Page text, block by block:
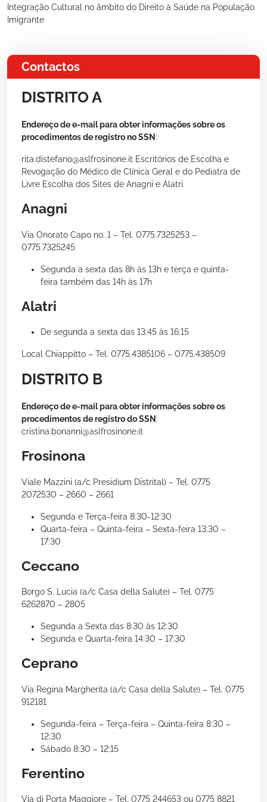
Integração Cultural no âmbito do Direito à Saúde na População
Imigrante
Contactos
DISTRITO A
Endereço de e-mail para obter informações sobre os
procedimentos de registro no SSN :
rita.distefano@aslfrosinone.it Escritórios de Escolha e
Revogação do Médico de Clínica Geral e do Pediatra de
Livre Escolha dos Sites de Anagni e Alatri.
Anagni
Via Onorato Capo no. 1 – Tel. 0775.7325253 –
0775.7325245
Segunda a sexta das 8h às 13h e terça e quinta-
feira também das 14h às 17h
Alatri
De segunda a sexta das 13:45 às 16:15
Local Chiappitto – Tel. 0775.4385106 – 0775.438509
DISTRITO B
Endereço de e-mail para obter informações sobre os
procedimentos de registro do SSN :
cristina.bonanni@aslfrosinone.it
Frosinona
Viale Mazzini (a/c Presidium Distrital) – Tel. 0775
2072530 – 2660 – 2661
Segunda e Terça-feira 8:30-12:30
Quarta-feira – Quinta-feira – Sexta-feira 13:30 –
17:30
Ceccano
Borgo S. Lucia (a/c Casa della Salute) – Tel. 0775
6262870 – 2805
Segunda a Sexta das 8:30 às 12:30
Segunda e Quarta-feira 14:30 – 17:30
Ceprano
Via Regina Margherita (a/c Casa della Salute) – Tel. 0775
912181
Segunda-feira – Terça-feira – Quinta-feira 8:30 –
12:30
Sábado 8:30 – 12:15
Ferentino
Via di Porta Maggiore – Tel. 0775 244653 ou 0775 8821